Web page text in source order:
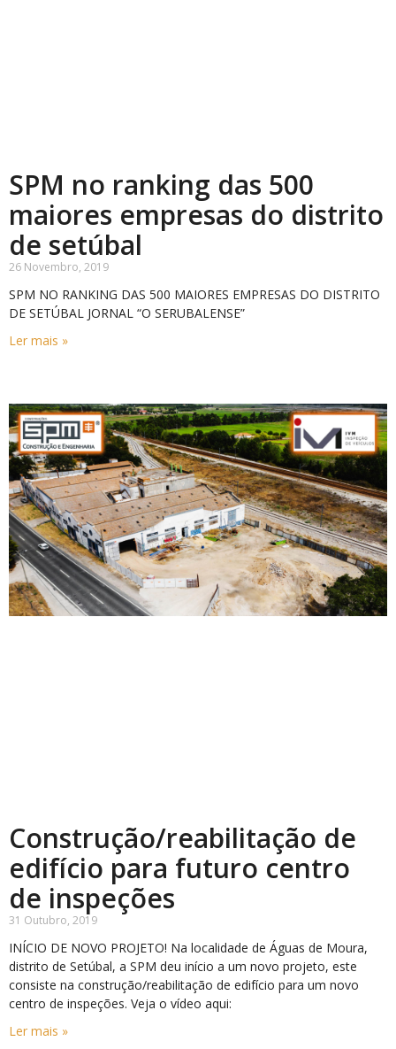
SPM no ranking das 500
maiores empresas do distrito
de setúbal
26 Novembro, 2019
SPM NO RANKING DAS 500 MAIORES EMPRESAS DO DISTRITO
DE SETÚBAL JORNAL “O SERUBALENSE”
Ler mais »
Construção/reabilitação de
edifício para futuro centro
de inspeções
31 Outubro, 2019
INÍCIO DE NOVO PROJETO! Na localidade de Águas de Moura,
distrito de Setúbal, a SPM deu início a um novo projeto, este
consiste na construção/reabilitação de edifício para um novo
centro de inspeções. Veja o vídeo aqui:
Ler mais »